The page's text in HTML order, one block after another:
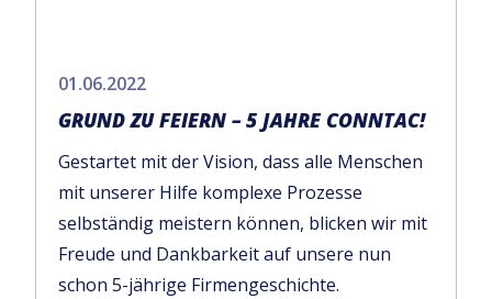
01.06.2022
GRUND ZU FEIERN – 5 JAHRE CONNTAC!
Gestartet mit der Vision, dass alle Menschen
mit unserer Hilfe komplexe Prozesse
selbständig meistern können, blicken wir mit
Freude und Dankbarkeit auf unsere nun
schon 5-jährige Firmengeschichte.